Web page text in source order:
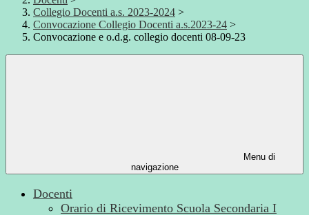
Collegio Docenti a.s. 2023-2024 >
Convocazione Collegio Docenti a.s.2023-24 >
Convocazione e o.d.g. collegio docenti 08-09-23
Menu di
navigazione
Docenti
Orario di Ricevimento Scuola Secondaria I